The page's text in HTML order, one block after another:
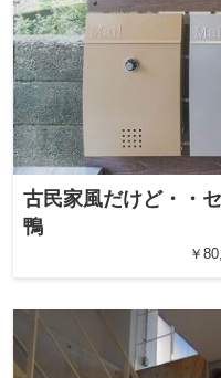
古民家風だけど・・
鴨
￥